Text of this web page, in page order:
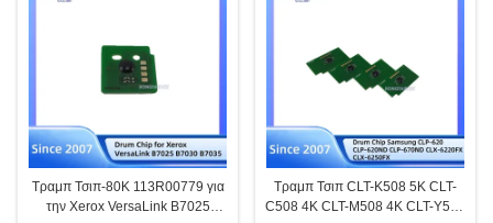
Τραμπ Τσιπ-80K 113R00779 για
την Xerox VersaLink B7025
Τραμπ Τσιπ CLT-K508 5K CLT-
C508 4K CLT-M508 4K CLT-Y508